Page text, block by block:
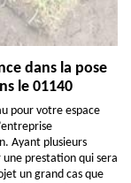
dans la pose
le 01140
pour votre espace
Ayant plusieurs
une prestation qui sera
un grand cas que